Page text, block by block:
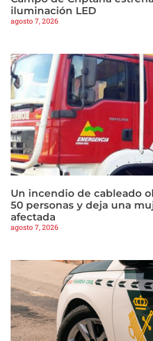
iluminación LED
agosto 7, 2026
Un incendio de cableado
50 personas y deja una
afectada
agosto 7, 2026